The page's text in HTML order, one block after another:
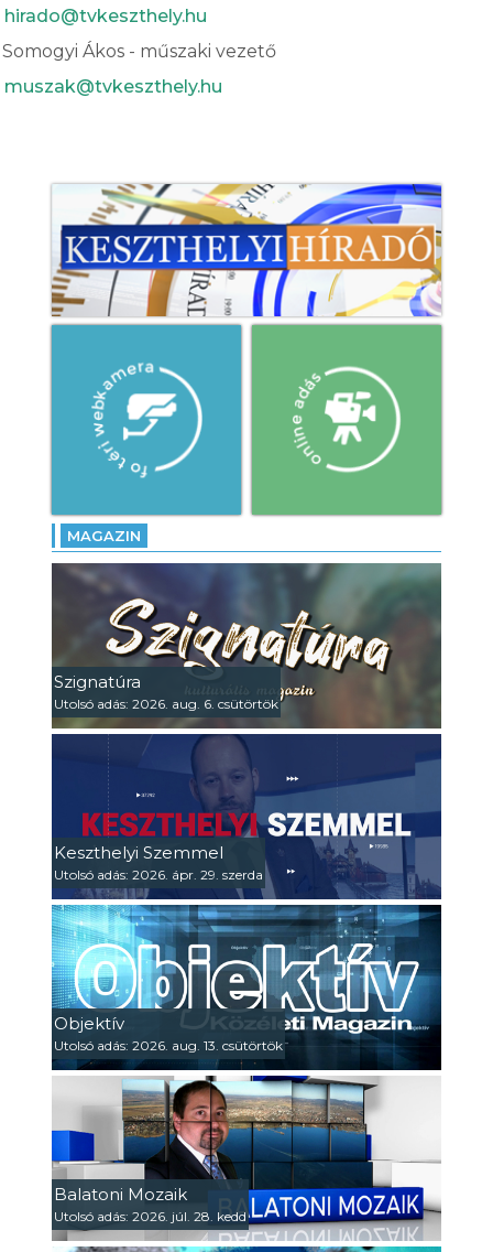
hirado@tvkeszthely.hu
Somogyi Ákos - műszaki vezető
muszak@tvkeszthely.hu
MAGAZIN
Szignatúra
Utolsó adás: 2026. aug. 6. csütörtök
Keszthelyi Szemmel
Utolsó adás: 2026. ápr. 29. szerda
Objektív
Utolsó adás: 2026. aug. 13. csütörtök
Balatoni Mozaik
Utolsó adás: 2026. júl. 28. kedd